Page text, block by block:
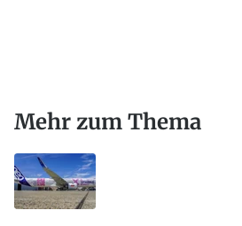
Mehr zum Thema